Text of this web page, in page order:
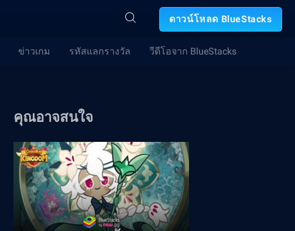
ดาวน์โหลด BlueStacks
ข่าวเกม รหัสแลกรางวัล วีดีโอจาก BlueStacks
คุณอาจสนใจ